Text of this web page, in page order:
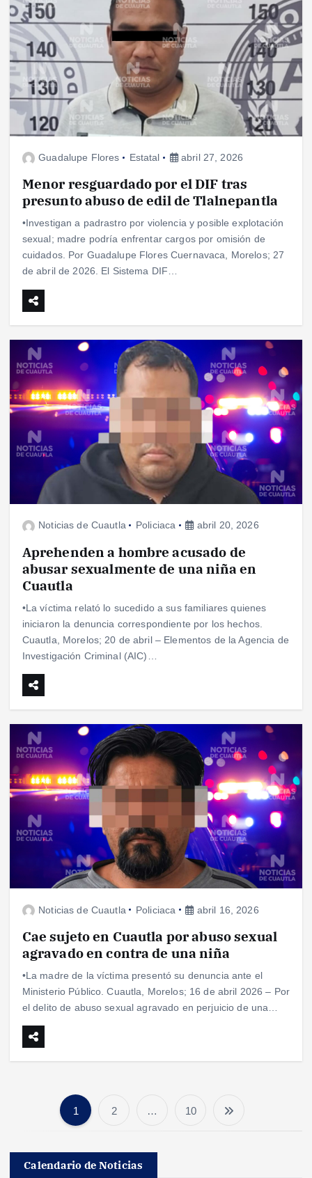
Guadalupe Flores Estatal abril 27, 2026
Menor resguardado por el DIF tras
presunto abuso de edil de Tlalnepantla
•Investigan a padrastro por violencia y posible explotación
sexual; madre podría enfrentar cargos por omisión de
cuidados. Por Guadalupe Flores Cuernavaca, Morelos; 27
de abril de 2026. El Sistema DIF…
Noticias de Cuautla Policiaca abril 20, 2026
Aprehenden a hombre acusado de
abusar sexualmente de una niña en
Cuautla
•La víctima relató lo sucedido a sus familiares quienes
iniciaron la denuncia correspondiente por los hechos.
Cuautla, Morelos; 20 de abril – Elementos de la Agencia de
Investigación Criminal (AIC)…
Noticias de Cuautla Policiaca abril 16, 2026
Cae sujeto en Cuautla por abuso sexual
agravado en contra de una niña
•La madre de la víctima presentó su denuncia ante el
Ministerio Público. Cuautla, Morelos; 16 de abril 2026 – Por
el delito de abuso sexual agravado en perjuicio de una…
a
1 2 … 10
Calendario de Noticias